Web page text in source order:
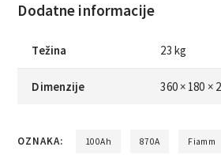
Dodatne informacije
Težina 23 kg
Dimenzije 360 × 180 ×
OZNAKA: 100Ah 870A Fiamm